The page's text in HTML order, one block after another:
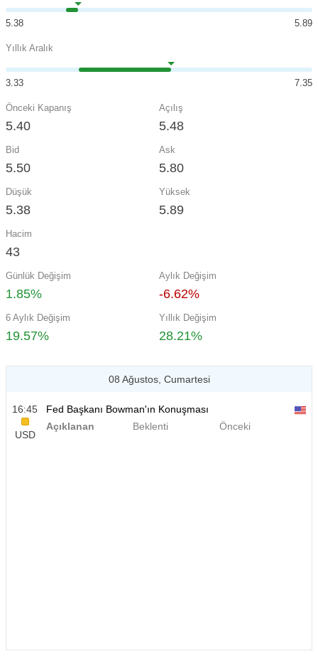
5.38 5.89
Yıllık Aralık
3.33 7.35
Önceki Kapanış
5.40
Açılış
5.48
Bid
5.50
Ask
5.80
Düşük
5.38
Yüksek
5.89
Hacim
43
Günlük Değişim
1.85%
Aylık Değişim
-6.62%
6 Aylık Değişim
19.57%
Yıllık Değişim
28.21%
08 Ağustos, Cumartesi
16:45
USD
Fed Başkanı Bowman'ın Konuşması
Açıklanan
Beklenti Önceki